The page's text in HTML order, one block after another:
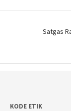
Satgas
KODE ETIK